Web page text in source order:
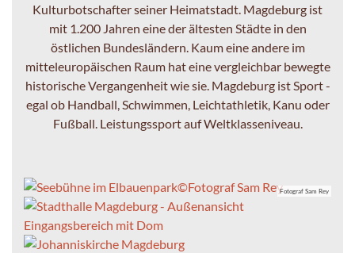
Kulturbotschafter seiner Heimatstadt. Magdeburg ist
mit 1.200 Jahren eine der ältesten Städte in den
östlichen Bundesländern. Kaum eine andere im
mitteleuropäischen Raum hat eine vergleichbar bewegte
historische Vergangenheit wie sie. Magdeburg ist Sport -
egal ob Handball, Schwimmen, Leichtathletik, Kanu oder
Fußball. Leistungssport auf Weltklasseniveau.
Fotograf Sam Rey